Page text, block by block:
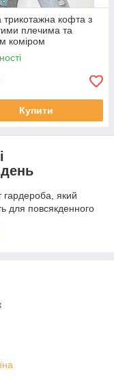
трикотажна кофта з
плечима та
коміром
Купити
який
для повсякденного
фасон і сезонність,
якого стилю